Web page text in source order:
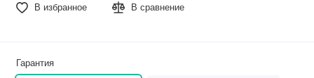
В избранное В сравнение
Гарантия